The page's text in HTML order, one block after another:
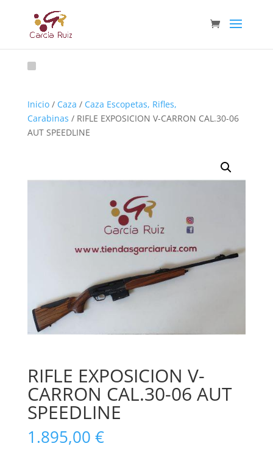
Inicio/ Caza / Caza Escopetas, Rifles,
Carabinas / RIFLE EXPOSICION V-CARRON CAL.30-06
AUT SPEEDLINE
RIFLE EXPOSICION V-
CARRON CAL.30-06 AUT
SPEEDLINE
1.895,00 €